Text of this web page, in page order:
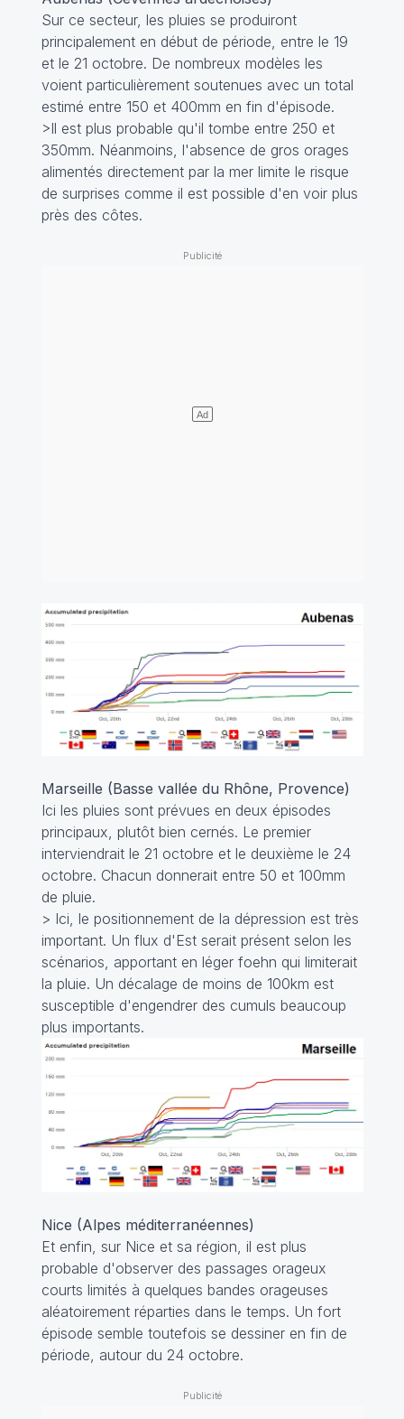
Sur ce secteur, les pluies se produiront
principalement en début de période, entre le 19
et le 21 octobre. De nombreux modèles les
voient particulièrement soutenues avec un total
estimé entre 150 et 400mm en fin d'épisode.
>Il est plus probable qu'il tombe entre 250 et
350mm. Néanmoins, l'absence de gros orages
alimentés directement par la mer limite le risque
de surprises comme il est possible d'en voir plus
près des côtes.
Marseille (Basse vallée du Rhône, Provence)
Ici les pluies sont prévues en deux épisodes
principaux, plutôt bien cernés. Le premier
interviendrait le 21 octobre et le deuxième le 24
octobre. Chacun donnerait entre 50 et 100mm
de pluie.
> Ici, le positionnement de la dépression est très
important. Un flux d'Est serait présent selon les
scénarios, apportant en léger foehn qui limiterait
la pluie. Un décalage de moins de 100km est
susceptible d'engendrer des cumuls beaucoup
plus importants.
Nice (Alpes méditerranéennes)
Et enfin, sur Nice et sa région, il est plus
probable d'observer des passages orageux
courts limités à quelques bandes orageuses
aléatoirement réparties dans le temps. Un fort
épisode semble toutefois se dessiner en fin de
période, autour du 24 octobre.